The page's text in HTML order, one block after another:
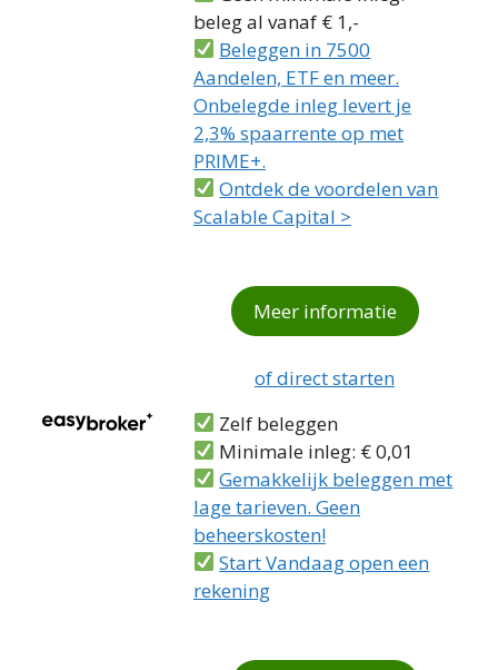
beleg al vanaf € 1,-
Beleggen in 7500
Aandelen, ETF en meer.
Onbelegde inleg levert je
2,3% spaarrente op met
PRIME+.
Ontdek de voordelen van
Scalable Capital >
Meer informatie
of direct starten
Zelf beleggen
Minimale inleg: € 0,01
Gemakkelijk beleggen met
lage tarieven. Geen
beheerskosten!
Start Vandaag open een
rekening